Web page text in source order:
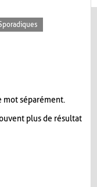
mot séparément.
plus de résultat